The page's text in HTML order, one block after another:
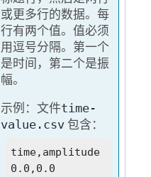
或更多行的数据。每
行有两个值。值必须
用逗号分隔。第一个
是时间，第二个是振
幅。
示例：文件time-
value.csv包含：
time,amplitude
0.0,0.0